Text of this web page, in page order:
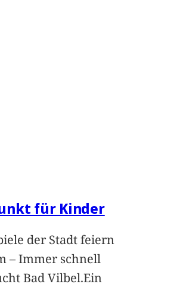
für Kinder
der Stadt feiern
– Immer schnell
Bad Vilbel.Ein